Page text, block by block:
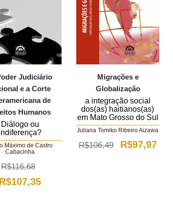
Judiciário
e a Corte
de
Humanos
Diálogo ou
Máximo de Castro
Cabacinha
R$116,68
O
R$107,35O
Migrações e
Globalização
a integração social
dos(as) haitianos(as)
em Mato Grosso do Sul
Juliana Tomiko Ribeiro Aizawa
R$106,49
O
R$97,97O